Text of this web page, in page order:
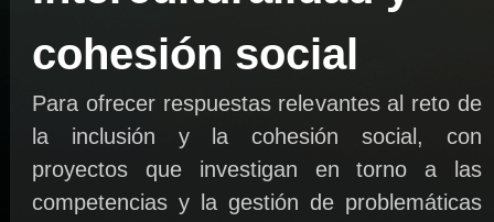
cohesión social
Para ofrecer respuestas relevantes al reto de
la inclusión y la cohesión social, con
proyectos que investigan en torno a las
competencias y la gestión de problemáticas